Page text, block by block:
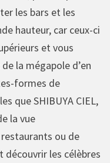
les bars et les
hauteur, car ceux-ci
et vous
la mégapole d’en
formes de
que SHIBUYA CIEL,
la vue
ou de
découvrir les célèbres